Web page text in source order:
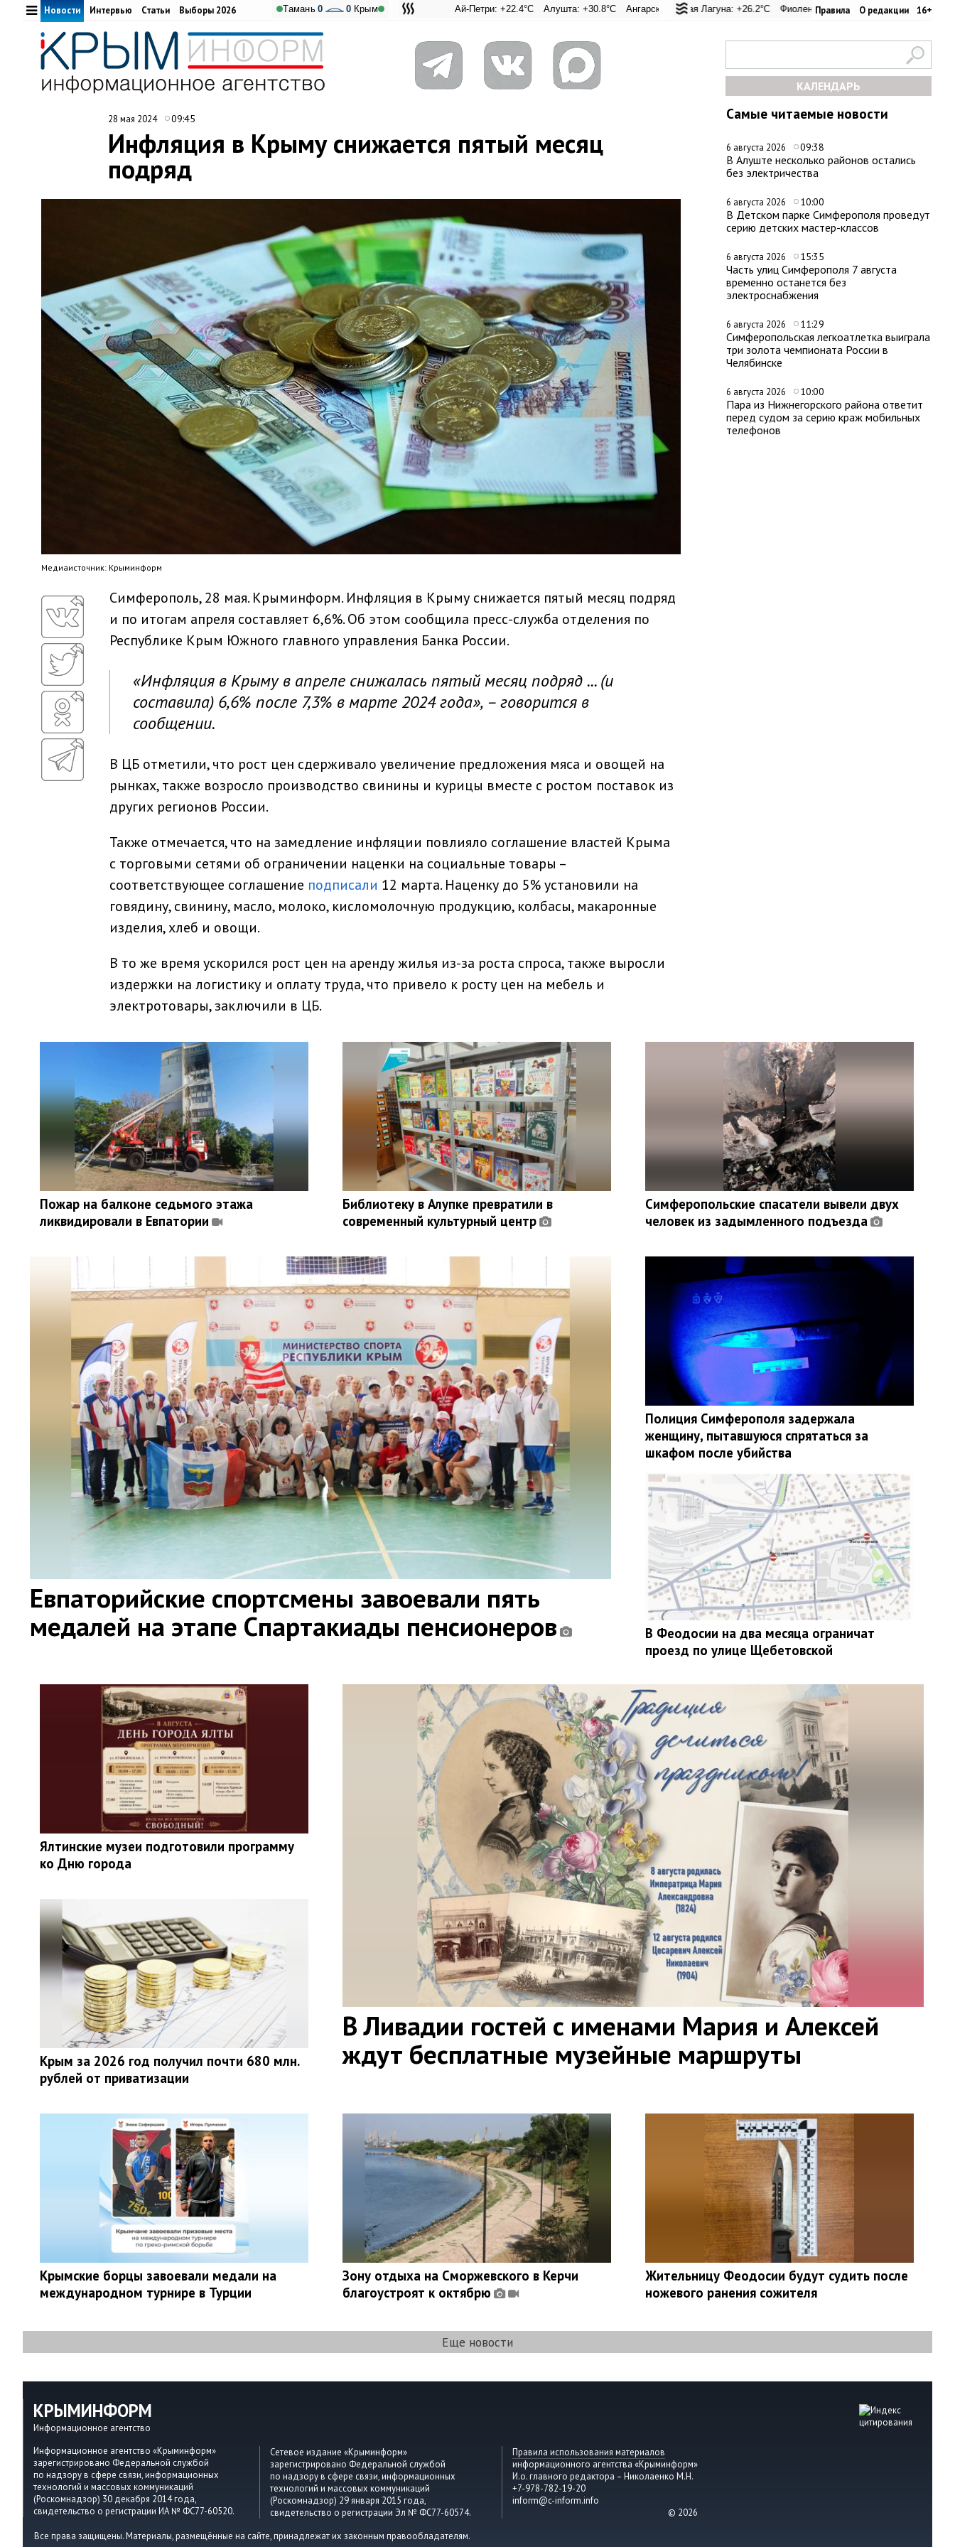
Правила О редакции 16+
Адмиральская Лагуна: +26.2°C Фиолент: +26.1°C Казачья бухта: +26.1°C
Ай-Петри: +22.4°C Алушта: +30.8°C Ангарский перевал: +26.8°C Евпатория: +32.8°C Керчь: +30.6°C Никитский сад:
Тамань 0 0 Крым
Новости Интервью Статьи Выборы 2026
КАЛЕНДАРЬ
Самые читаемые новости
6 августа 2026 09:38
В Алуште несколько районов остались
без электричества
6 августа 2026 10:00
В Детском парке Симферополя проведут
серию детских мастер-классов
6 августа 2026 15:35
Часть улиц Симферополя 7 августа
временно останется без
электроснабжения
6 августа 2026 11:29
Симферопольская легкоатлетка выиграла
три золота чемпионата России в
Челябинске
6 августа 2026 10:00
Пара из Нижнегорского района ответит
перед судом за серию краж мобильных
телефонов
28 мая 2024 09:45
Инфляция в Крыму снижается пятый месяц
подряд
Медиaисточник: Крыминформ
Симферополь, 28 мая. Крыминформ. Инфляция в Крыму снижается пятый месяц подряд
и по итогам апреля составляет 6,6%. Об этом сообщила пресс-служба отделения по
Республике Крым Южного главного управления Банка России.
«Инфляция в Крыму в апреле снижалась пятый месяц подряд ... (и
составила) 6,6% после 7,3% в марте 2024 года», – говорится в
сообщении.
В ЦБ отметили, что рост цен сдерживало увеличение предложения мяса и овощей на
рынках, также возросло производство свинины и курицы вместе с ростом поставок из
других регионов России.
Также отмечается, что на замедление инфляции повлияло соглашение властей Крыма
с торговыми сетями об ограничении наценки на социальные товары –
соответствующее соглашение подписали 12 марта. Наценку до 5% установили на
говядину, свинину, масло, молоко, кисломолочную продукцию, колбасы, макаронные
изделия, хлеб и овощи.
В то же время ускорился рост цен на аренду жилья из-за роста спроса, также выросли
издержки на логистику и оплату труда, что привело к росту цен на мебель и
электротовары, заключили в ЦБ.
Пожар на балконе седьмого этажа
ликвидировали в Евпатории
Библиотеку в Алупке превратили в
современный культурный центр
Симферопольские спасатели вывели двух
человек из задымленного подъезда
Евпаторийские спортсмены завоевали пять
медалей на этапе Спартакиады пенсионеров
Полиция Симферополя задержала
женщину, пытавшуюся спрятаться за
шкафом после убийства
В Феодосии на два месяца ограничат
проезд по улице Щебетовской
В Ливадии гостей с именами Мария и Алексей
ждут бесплатные музейные маршруты
Ялтинские музеи подготовили программу
ко Дню города
Крым за 2026 год получил почти 680 млн.
рублей от приватизации
Крымские борцы завоевали медали на
международном турнире в Турции
Зону отдыха на Сморжевского в Керчи
благоустроят к октябрю
Жительницу Феодосии будут судить после
ножевого ранения сожителя
Еще новости
КРЫМИНФОРМ
Информационное агентство
Информационное агентство «Крыминформ»
зарегистрировано Федеральной службой
по надзору в сфере связи, информационных
технологий и массовых коммуникаций
(Роскомнадзор) 30 декабря 2014 года,
свидетельство о регистрации ИА № ФС77-60520.
Сетевое издание «Крыминформ»
зарегистрировано Федеральной службой
по надзору в сфере связи, информационных
технологий и массовых коммуникаций
(Роскомнадзор) 29 января 2015 года,
свидетельство о регистрации Эл № ФС77-60574.
Правила использования материалов
информационного агентства «Крыминформ»
И.о. главного редактора – Николаенко М.Н.
+7-978-782-19-20
inform@c-inform.info
© 2026
Все права защищены. Материалы, размещённые на сайте, принадлежат их законным правообладателям.